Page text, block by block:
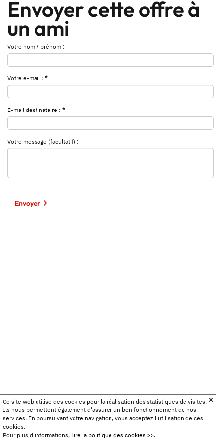
Ce site web utilise des cookies pour la réalisation des statistiques de visites.
Ils nous permettent également d'assurer un bon fonctionnement de nos
services. En poursuivant votre navigation, vous acceptez l'utilisation de ces
cookies.
Pour plus d'informations, Lire la politique des cookies >>.
Envoyer cette offre à
un ami
Votre nom / prénom :
Votre e-mail : *
E-mail destinataire : *
Votre message (facultatif) :
Envoyer